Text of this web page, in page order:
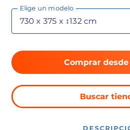
Elige un modelo
Comprar desde
Buscar